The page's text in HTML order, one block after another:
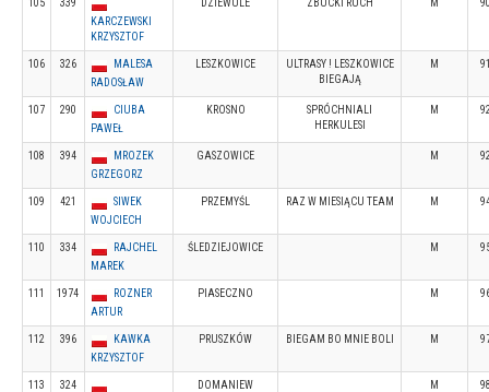
105
339
KARCZEWSKI
KRZYSZTOF
DZIEWULE ZBUCKI RUCH M
106 326
MALESA
RADOSŁAW
LESZKOWICE
ULTRASY ! LESZKOWICE
BIEGAJĄ
M
107 290
CIUBA
PAWEŁ
KROSNO
SPRÓCHNIALI
HERKULESI
M
108 394
MROZEK
GRZEGORZ
GASZOWICE M
109 421
SIWEK
WOJCIECH
PRZEMYŚL RAZ W MIESIĄCU TEAM M
110 334
RAJCHEL
MAREK
ŚLEDZIEJOWICE M
111 1974
ROZNER
ARTUR
PIASECZNO M
112 396
KAWKA
KRZYSZTOF
PRUSZKÓW BIEGAM BO MNIE BOLI M
113
324
DOMANIEW M